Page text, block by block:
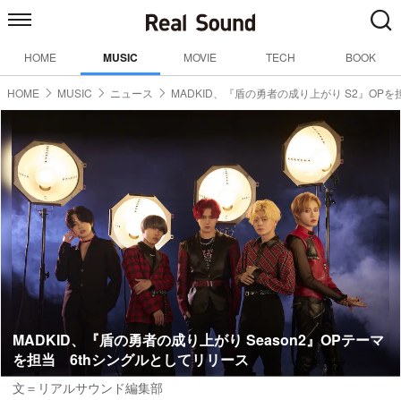
HOME MUSIC MOVIE TECH BOOK
HOME MUSIC ニュース MADKID、『盾の勇者の成り上がり S2』OPを
MADKID、『盾の勇者の成り上がり Season2』OPテーマ
を担当 6thシングルとしてリリース
文＝リアルサウンド編集部